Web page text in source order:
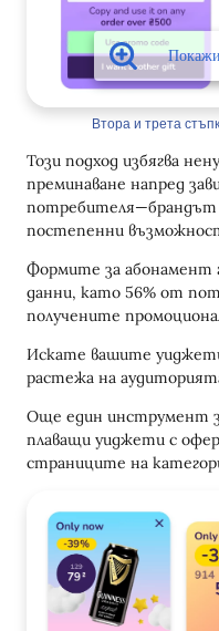
Втора и трета
Този подход избягва
преминаване напред
потребителя—брандът
постепенни
Формите за абонамент
данни, като 56% от
получените
Искате вашите
растежа на
Още един инструмент
плаващи уиджети с
страниците на